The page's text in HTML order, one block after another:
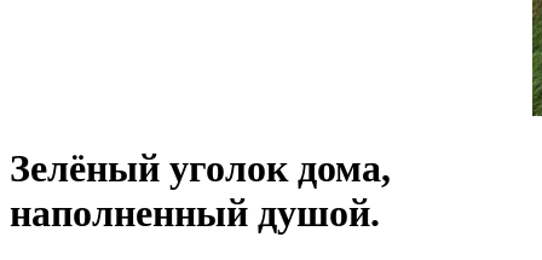
Зелёный уголок дома,
наполненный душой.